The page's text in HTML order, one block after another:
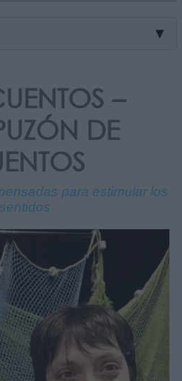
▼
–
DE
para estimular los
sentidos